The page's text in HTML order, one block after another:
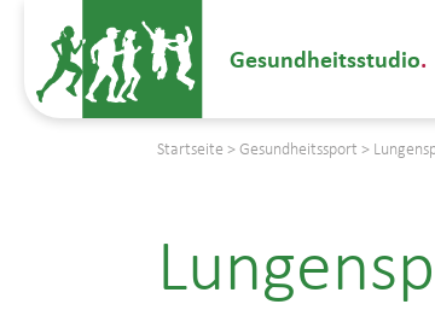
Gesundheitsstudio
Startseite > Gesundheitssport >